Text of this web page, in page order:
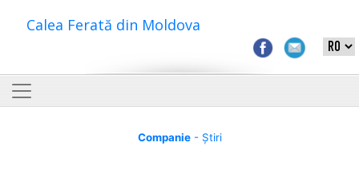
Calea Ferată din Moldova
Companie- Știri